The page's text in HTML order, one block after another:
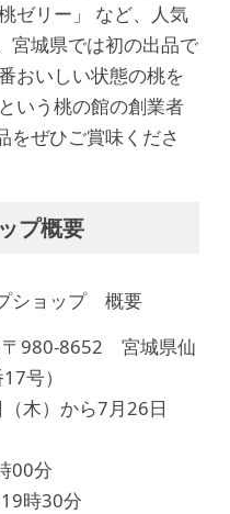
ゼリー」 など、人気
宮城県では初の出品で
おいしい状態の桃を
いう桃の館の創業者
をぜひご賞味くださ
プ概要
〒980-8652 宮城県仙
号）
木）から7月26日
00分
時30分